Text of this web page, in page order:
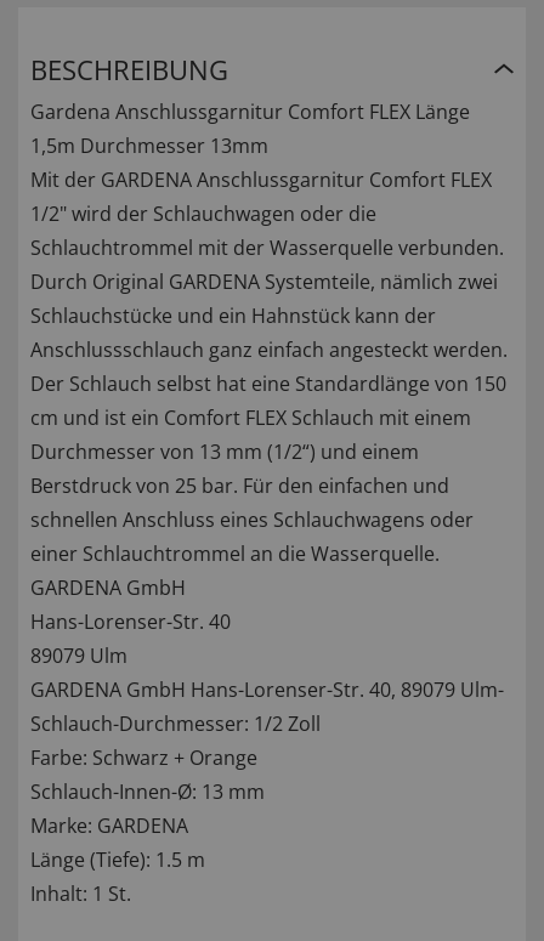
BESCHREIBUNG
Gardena Anschlussgarnitur Comfort FLEX Länge
1,5m Durchmesser 13mm
Mit der GARDENA Anschlussgarnitur Comfort FLEX
1/2" wird der Schlauchwagen oder die
Schlauchtrommel mit der Wasserquelle verbunden.
Durch Original GARDENA Systemteile, nämlich zwei
Schlauchstücke und ein Hahnstück kann der
Anschlussschlauch ganz einfach angesteckt werden.
Der Schlauch selbst hat eine Standardlänge von 150
cm und ist ein Comfort FLEX Schlauch mit einem
Durchmesser von 13 mm (1/2“) und einem
Berstdruck von 25 bar. Für den einfachen und
schnellen Anschluss eines Schlauchwagens oder
einer Schlauchtrommel an die Wasserquelle.
GARDENA GmbH
Hans-Lorenser-Str. 40
89079 Ulm
GARDENA GmbH Hans-Lorenser-Str. 40, 89079 Ulm-
Schlauch-Durchmesser: 1/2 Zoll
Farbe: Schwarz + Orange
Schlauch-Innen-Ø: 13 mm
Marke: GARDENA
Länge (Tiefe): 1.5 m
Inhalt: 1 St.